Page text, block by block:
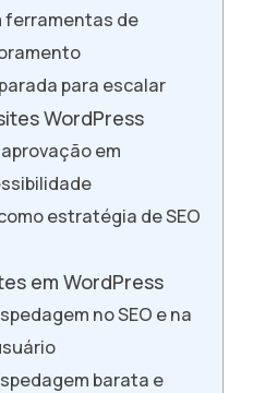
ferramentas de
para escalar
WordPress
em
estratégia de SEO
em WordPress
no SEO e na
barata e